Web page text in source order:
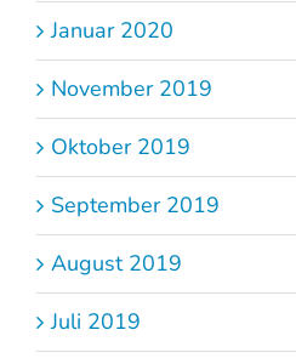
Januar 2020
November 2019
Oktober 2019
September 2019
August 2019
Juli 2019